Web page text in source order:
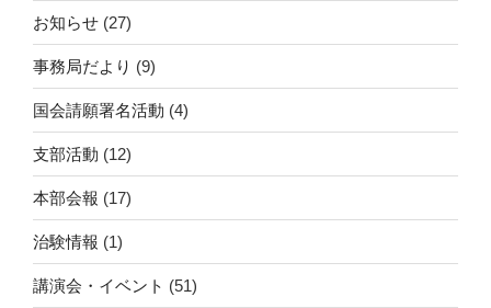
お知らせ (27)
事務局だより (9)
国会請願署名活動 (4)
支部活動 (12)
本部会報 (17)
治験情報 (1)
講演会・イベント (51)